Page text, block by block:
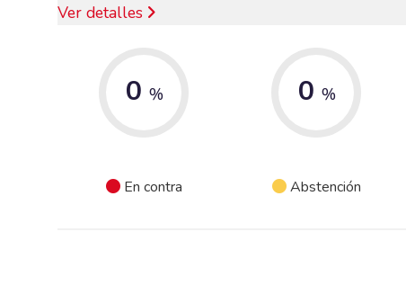
Ver detalles
0 %
En contra
0 %
Abstención